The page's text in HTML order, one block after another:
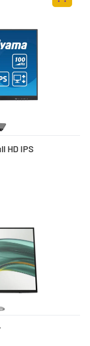
Zum
HD IPS